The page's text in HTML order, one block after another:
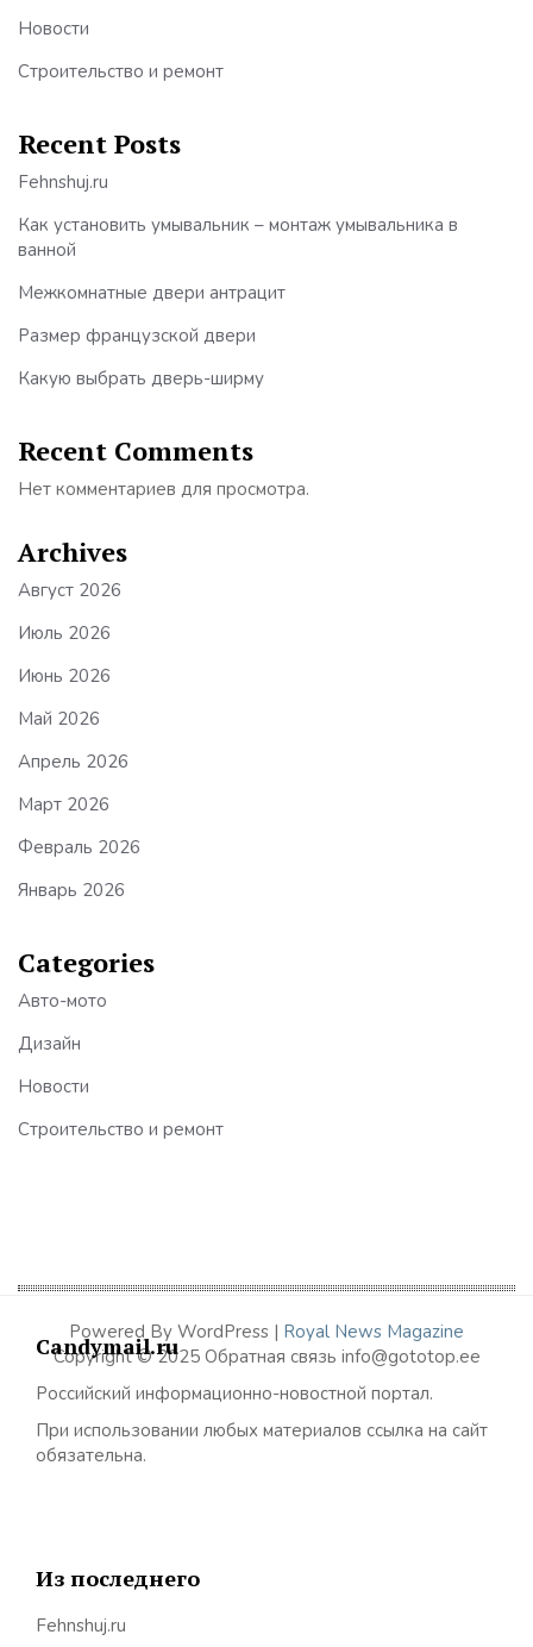
Новости
Строительство и ремонт
Recent Posts
Fehnshuj.ru
Как установить умывальник – монтаж умывальника в
ванной
Межкомнатные двери антрацит
Размер французской двери
Какую выбрать дверь-ширму
Recent Comments
Нет комментариев для просмотра.
Archives
Август 2026
Июль 2026
Июнь 2026
Май 2026
Апрель 2026
Март 2026
Февраль 2026
Январь 2026
Categories
Авто-мото
Дизайн
Новости
Строительство и ремонт
Candymail.ru
Российский информационно-новостной портал.
При использовании любых материалов ссылка на сайт
обязательна.
Из последнего
Fehnshuj.ru
Powered By WordPress | Royal News Magazine
Copyright © 2025 Обратная связь info@gototop.ee